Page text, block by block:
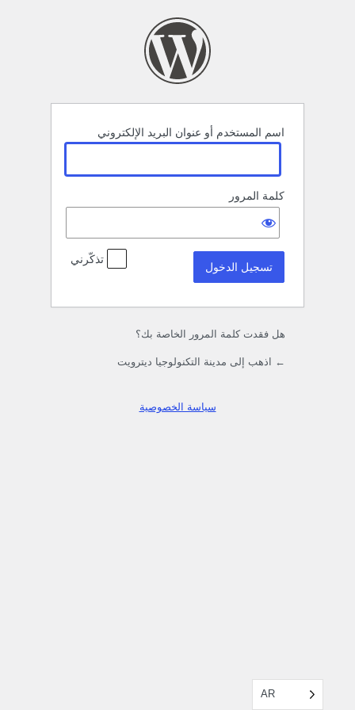
اسم المستخدم أو عنوان البريد الإلكتروني
كلمة المرور
تذكّرني
هل فقدت كلمة المرور الخاصة بك؟
← اذهب إلى مدينة التكنولوجيا ديترويت
سياسة الخصوصية
AR